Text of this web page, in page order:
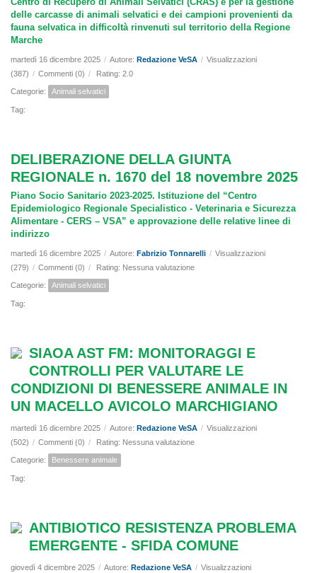
delle carcasse di animali selvatici e dei campioni provenienti da
fauna selvatica in difficoltà rinvenuti sul territorio della Regione
Marche
martedì 16 dicembre 2025 / Autore: Redazione VeSA / Visualizzazioni
(387) / Commenti (0) / Rating: 2.0
Categorie: Animali selvatici
Tag:
DELIBERAZIONE DELLA GIUNTA
REGIONALE n. 1670 del 18 novembre 2025
Piano Socio Sanitario 2023-2025. Istituzione del “Centro
Epidemiologico Regionale Specialistico - Veterinaria e Sicurezza
Alimentare - CERS – VSA” e approvazione delle relative linee di
indirizzo
martedì 16 dicembre 2025 / Autore: Fabrizio Tonnarelli / Visualizzazioni
(279) / Commenti (0) / Rating: Nessuna valutazione
Categorie: Animali selvatici
Tag:
SIAOA AST FM: MONITORAGGI E
CONTROLLI PER VALUTARE LE
CONDIZIONI DI BENESSERE ANIMALE IN
UN MACELLO AVICOLO MARCHIGIANO
martedì 16 dicembre 2025 / Autore: Redazione VeSA / Visualizzazioni
(502) / Commenti (0) / Rating: Nessuna valutazione
Categorie: Benessere animale
Tag:
ANTIBIOTICO RESISTENZA PROBLEMA
EMERGENTE - SFIDA COMUNE
giovedì 4 dicembre 2025 / Autore: Redazione VeSA / Visualizzazioni